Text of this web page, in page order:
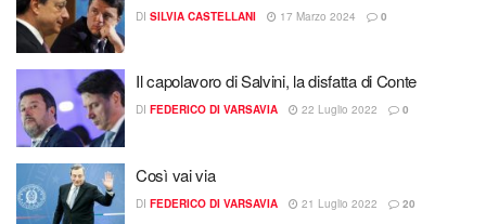
DI SILVIA CASTELLANI 17 Marzo 2024 0
Il capolavoro di Salvini, la disfatta di Conte
DI FEDERICO DI VARSAVIA 22 Luglio 2022 0
Così vai via
DI FEDERICO DI VARSAVIA 21 Luglio 2022 20